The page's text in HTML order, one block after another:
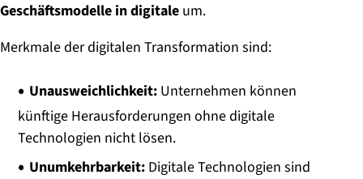
Geschäftsmodelle in digitale um.
Merkmale der digitalen Transformation sind:
Unausweichlichkeit: Unternehmen können
künftige Herausforderungen ohne digitale
Technologien nicht lösen.
Unumkehrbarkeit: Digitale Technologien sind